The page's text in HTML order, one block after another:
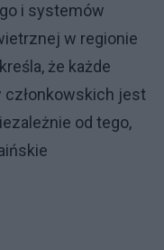
i systemów
w regionie
że każde
jest
od tego,